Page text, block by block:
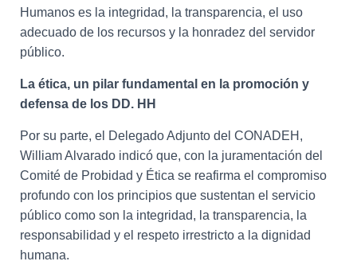
Humanos es la integridad, la transparencia, el uso
adecuado de los recursos y la honradez del servidor
público.
La ética, un pilar fundamental en la promoción y
defensa de los DD. HH
Por su parte, el Delegado Adjunto del CONADEH,
William Alvarado indicó que, con la juramentación del
Comité de Probidad y Ética se reafirma el compromiso
profundo con los principios que sustentan el servicio
público como son la integridad, la transparencia, la
responsabilidad y el respeto irrestricto a la dignidad
humana.